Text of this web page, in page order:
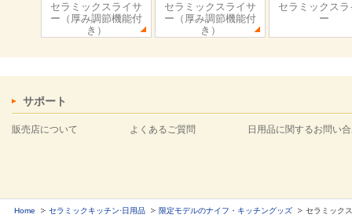
セラミックスライサ
ー（厚み調節機能付
き）
セラミックスライサ
ー（厚み調節機能付
き）
セラミックスラ
ー
サポート
販売店について よくあるご質問 日用品に関するお問い
Home セラミックキッチン·日用品 限定モデルのナイフ・キッチングッズ セラミック